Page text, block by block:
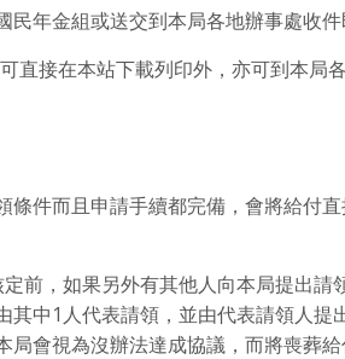
年金組或送交到本局各地辦事處收件
直接在本站下載列印外，亦可到本局
件而且申請手續都完備，會將給付
前，如果另外有其他人向本局提出請
中1人代表請領，並由代表請領人提
會視為沒辦法達成協議，而將喪葬